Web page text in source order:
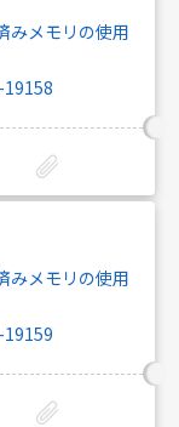
メモリの使用
メモリの使用